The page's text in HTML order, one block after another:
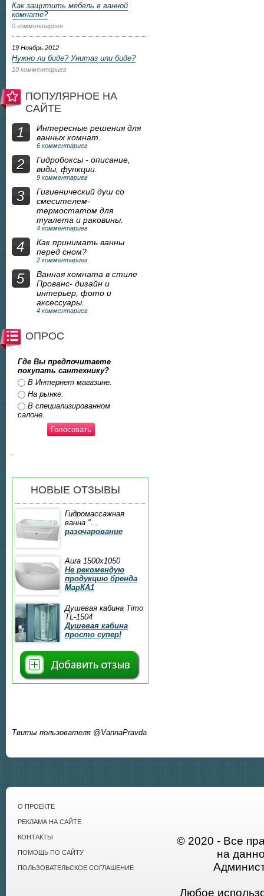
Как защитить мебель в ванной
комнате?
0 комментариев
19 Ноябрь 2012
Нужно ли биде? Унитаз или биде?
10 комментариев
ПОПУЛЯРНОЕ НА
САЙТЕ
1
Интересные решения для
ванных комнат.
6 комментариев
2
Гидробоксы - описание,
виды, функции.
9 комментариев
3
Гигиенический душ со
смесителем-
термостатом для
туалета и раковины.
4 комментариев
4
Как принимать ванны
перед сном?
2 комментариев
5
Ванная комната в стиле
Прованс- дизайн и
интерьер, фото и
аксессуары.
4 комментариев
ОПРОС
Где Вы предпочитаете
покупать сантехнику?
Ответы
В Интернет магазине.
На рынке.
В специализированном
салоне.
НОВЫЕ ОТЗЫВЫ
Гидромассажная
ванна "...
разочарование
Aura 1500x1050
Не рекомендую
продукцию бренда
МарКА1
Душевая кабина Timo
TL-1504
Душевая кабина
просто супер!
Твиты пользователя @VannaPravda
О ПРОЕКТЕ
РЕКЛАМА НА САЙТЕ
КОНТАКТЫ
ПОМОЩЬ ПО САЙТУ
ПОЛЬЗОВАТЕЛЬСКОЕ СОГЛАШЕНИЕ
© 2020 - Все
на
Любое